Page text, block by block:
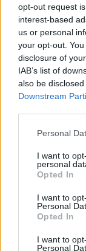
opt-out request
interest-based
us or personal
your opt-out.
disclosure of
IAB’s list of
also be
Downstream
Personal
I want to
personal
Opted In
I want to
Personal
Opted In
I want to
Personal
Castelo Branco:
promete afirmar
“motores de
município
Covilhã:
Rio de Janeiro:
FUNCEX para
exterior”